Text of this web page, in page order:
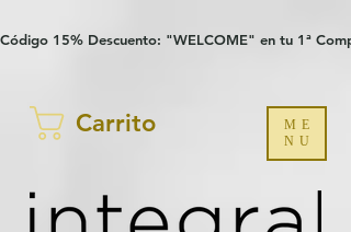
Código 15% Descuento: "WELCOME" en tu 1ª
Carrito
ME
NU